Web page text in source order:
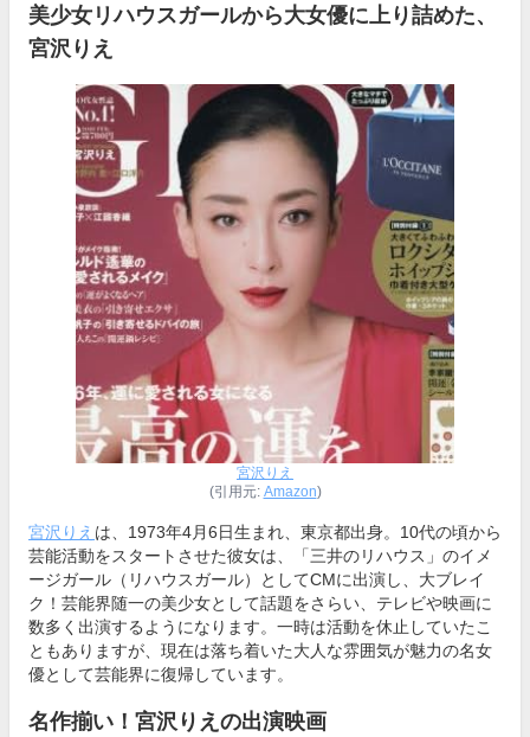
美少女リハウスガールから大女優に上り詰めた、
宮沢りえ
宮沢りえ
(引用元: Amazon)
宮沢りえ は、1973年4月6日生まれ、東京都出身。10代の頃から
芸能活動をスタートさせた彼女は、「三井のリハウス」のイメ
ージガール（リハウスガール）としてCMに出演し、大ブレイ
ク！芸能界随一の美少女として話題をさらい、テレビや映画に
数多く出演するようになります。一時は活動を休止していたこ
ともありますが、現在は落ち着いた大人な雰囲気が魅力の名女
優として芸能界に復帰しています。
名作揃い！宮沢りえの出演映画